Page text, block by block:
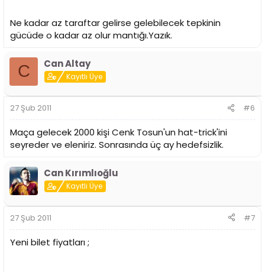
Ne kadar az taraftar gelirse gelebilecek tepkinin
gücüde o kadar az olur mantığı.Yazık.
C Can Altay
Kayıtlı Üye
27 Şub 2011 #6
Maça gelecek 2000 kişi Cenk Tosun'un hat-trick'ini
seyreder ve eleniriz. Sonrasında üç ay hedefsizlik.
Can Kırımlıoğlu
Kayıtlı Üye
27 Şub 2011 #7
Yeni bilet fiyatları ;